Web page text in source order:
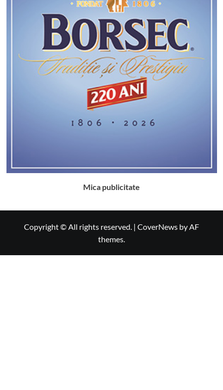
Mica publicitate
Copyright © All rights reserved. | CoverNews by AF
themes.